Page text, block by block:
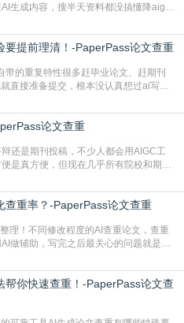
生成内容，搜半天资料都没搞懂降aigc
清降aigc检测是啥，对相关要求摸不
学术领域普及诞生的新需求，核心是为
要提前理清！-PaperPass论文查重
的重复特性很多赶毕业论文、赶期刊
直接准备提交，根本没认真想过ai写论
量公开的文本数据，生成内容本质是基
原创创作。生成过程中，很容易复用已
开
论文查重
还是期刊投稿，不少人都会用AIGC工
是真方便，但现在几乎所有院校和期刊
候，找到靠谱的降AIGC检测率的网
护学术原创性的智能伙伴AIGC生成内
查重率？-PaperPass论文查重
理！不同修改程度的AI查重论文，查重
做辅助，写完之后最关心的问题就是ai
赖海量公开学术文献、网络内容，生成
很容易和已发布的作品撞重复，甚至会
是
帮你快速查重！-PaperPass论文查